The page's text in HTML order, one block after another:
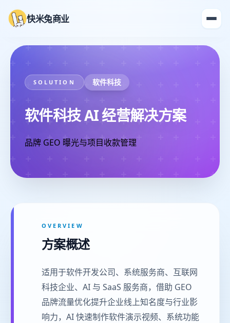
快米兔商业
SOLUTION 软件科技
软件科技 AI 经营解决方案
品牌 GEO 曝光与项目收款管理
OVERVIEW
方案概述
适用于软件开发公司、系统服务商、互联网
科技企业、AI 与 SaaS 服务商，借助 GEO
品牌流量优化提升企业线上知名度与行业影
响力，AI 快速制作软件演示视频、系统功能